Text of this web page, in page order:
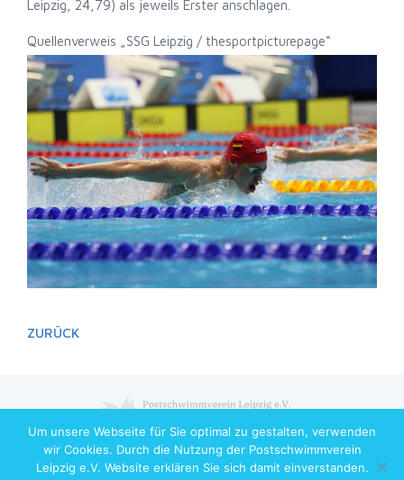
Leipzig, 24,79) als jeweils Erster anschlagen.
Quellenverweis „SSG Leipzig / thesportpicturepage“
ZURÜCK
Copyright © 2026 Postschwimmverein Leipzig e.V. All Rights Reserved
Um unsere Webseite für Sie optimal zu gestalten, verwenden
wir Cookies. Durch die Nutzung der Postschwimmverein
Leipzig e.V. Website erklären Sie sich damit einverstanden.